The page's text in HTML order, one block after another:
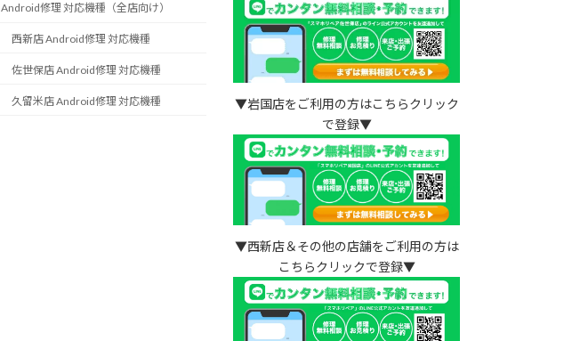
Android修理 対応機種（全店向け）
西新店 Android修理 対応機種
佐世保店 Android修理 対応機種
久留米店 Android修理 対応機種
▼岩国店をご利用の方はこちらクリック
で登録▼
▼西新店＆その他の店舗をご利用の方は
こちらクリックで登録▼